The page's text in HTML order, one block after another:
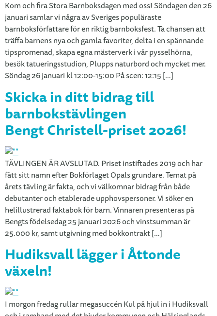
Kom och fira Stora Barnboksdagen med oss! Söndagen den 26
januari samlar vi några av Sveriges populäraste
barnboksförfattare för en riktig barnboksfest. Ta chansen att
träffa barnens nya och gamla favoriter, delta i en spännande
tipspromenad, skapa egna mästerverk i vår pysselhörna,
besök tatueringsstudion, Plupps naturbord och mycket mer.
Söndag 26 januari kl 12:00-15:00 På scen: 12:15 […]
Skicka in ditt bidrag till
barnbokstävlingen
Bengt Christell-priset 2026!
TÄVLINGEN ÄR AVSLUTAD. Priset instiftades 2019 och har
fått sitt namn efter Bokförlaget Opals grundare. Temat på
årets tävling är fakta, och vi välkomnar bidrag från både
debutanter och etablerade upphovspersoner. Vi söker en
helillustrerad faktabok för barn. Vinnaren presenteras på
Bengts födelsedag 25 januari 2026 och vinstsumman är
25.000 kr, samt utgivning med bokkontrakt […]
Hudiksvall lägger i Åttonde
växeln!
I morgon fredag rullar megasuccén Kul på hjul in i Hudiksvall